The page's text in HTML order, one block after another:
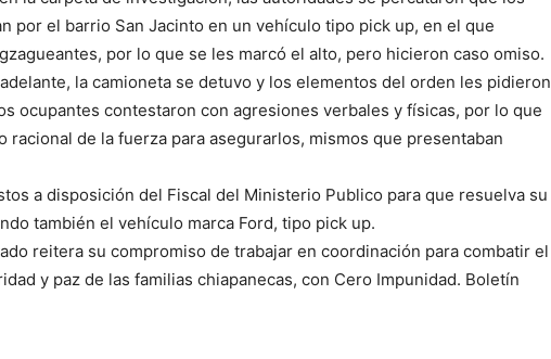
por el barrio San Jacinto en un vehículo tipo pick up, en el que
por lo que se les marcó el alto, pero hicieron caso omiso.
la camioneta se detuvo y los elementos del orden les pidieron
ocupantes contestaron con agresiones verbales y físicas, por lo que
racional de la fuerza para asegurarlos, mismos que presentaban
a disposición del Fiscal del Ministerio Publico para que resuelva su
también el vehículo marca Ford, tipo pick up.
reitera su compromiso de trabajar en coordinación para combatir el
y paz de las familias chiapanecas, con Cero Impunidad. Boletín